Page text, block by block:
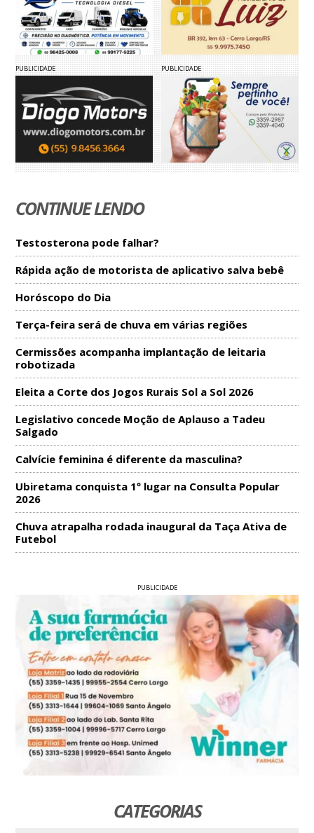
PUBLICIDADE PUBLICIDADE
CONTINUE LENDO
Testosterona pode falhar?
Rápida ação de motorista de aplicativo salva bebê
Horóscopo do Dia
Terça-feira será de chuva em várias regiões
Cermissões acompanha implantação de leitaria
robotizada
Eleita a Corte dos Jogos Rurais Sol a Sol 2026
Legislativo concede Moção de Aplauso a Tadeu
Salgado
Calvície feminina é diferente da masculina?
Ubiretama conquista 1º lugar na Consulta Popular
2026
Chuva atrapalha rodada inaugural da Taça Ativa de
Futebol
PUBLICIDADE
CATEGORIAS